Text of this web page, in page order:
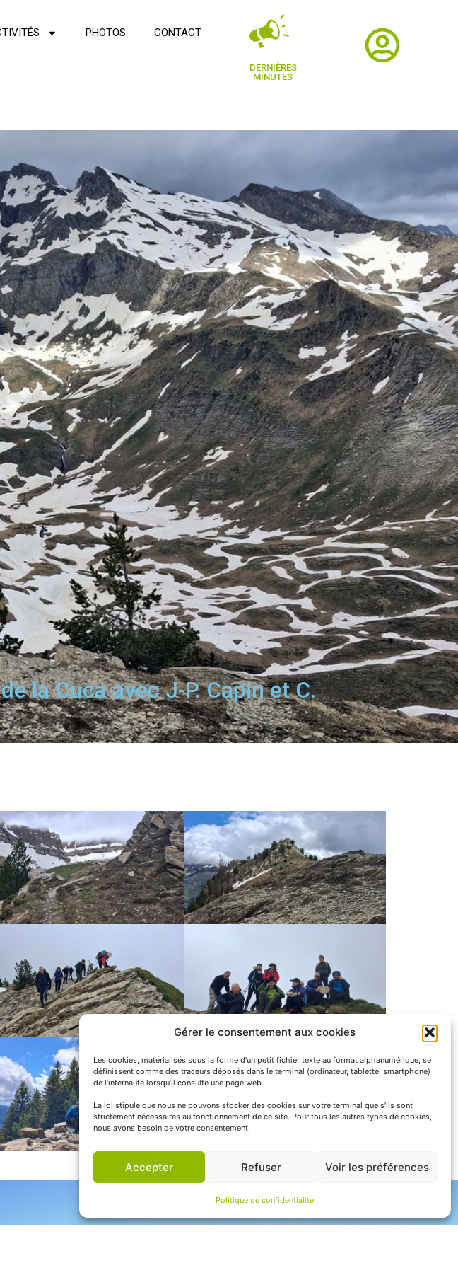
Gérer le consentement aux cookies
Les cookies, matérialisés sous la forme d’un petit fichier texte au format alphanumérique, se
définissent comme des traceurs déposés dans le terminal (ordinateur, tablette, smartphone)
de l’internaute lorsqu’il consulte une page web.
La loi stipule que nous ne pouvons stocker des cookies sur votre terminal que s’ils sont
strictement nécessaires au fonctionnement de ce site. Pour tous les autres types de cookies,
nous avons besoin de votre consentement.
Accepter Refuser Voir les préférences
Politique de confidentialité
PHOTOS CONTACT
DERNIÈRES
MINUTES
la Cuca avec J-P. Capin et C.